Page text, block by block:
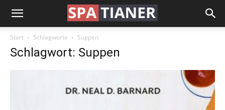
Start Schlagworte Suppen
Schlagwort: Suppen